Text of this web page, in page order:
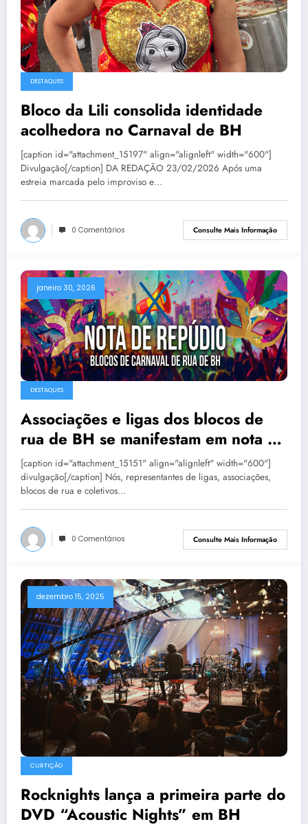
DESTAQUES
Bloco da Lili consolida identidade
acolhedora no Carnaval de BH
[caption id="attachment_15197" align="alignleft" width="600"]
Divulgação[/caption] DA REDAÇÃO 23/02/2026 Após uma
estreia marcada pelo improviso e…
0 Comentários Consulte Mais Informação
janeiro 30, 2026
DESTAQUES
Associações e ligas dos blocos de
rua de BH se manifestam em nota de
repúdio
[caption id="attachment_15151" align="alignleft" width="600"]
divulgação[/caption] Nós, representantes de ligas, associações,
blocos de rua e coletivos…
0 Comentários Consulte Mais Informação
dezembro 15, 2025
CURTIÇÃO
Rocknights lança a primeira parte do
DVD “Acoustic Nights” em BH